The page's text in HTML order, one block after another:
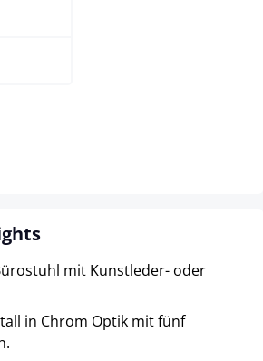
mit Kunstleder- oder
in Chrom Optik mit fünf